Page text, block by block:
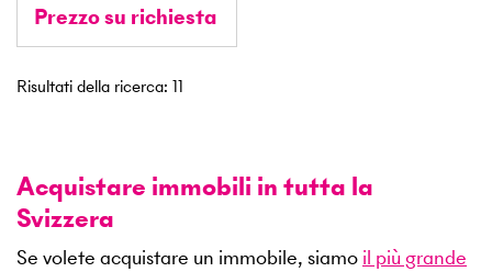
Prezzo su richiesta
Risultati della ricerca: 11
Acquistare immobili in tutta la
Svizzera
Se volete acquistare un immobile, siamo il più grande